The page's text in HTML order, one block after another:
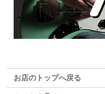
お店のトップへ戻る